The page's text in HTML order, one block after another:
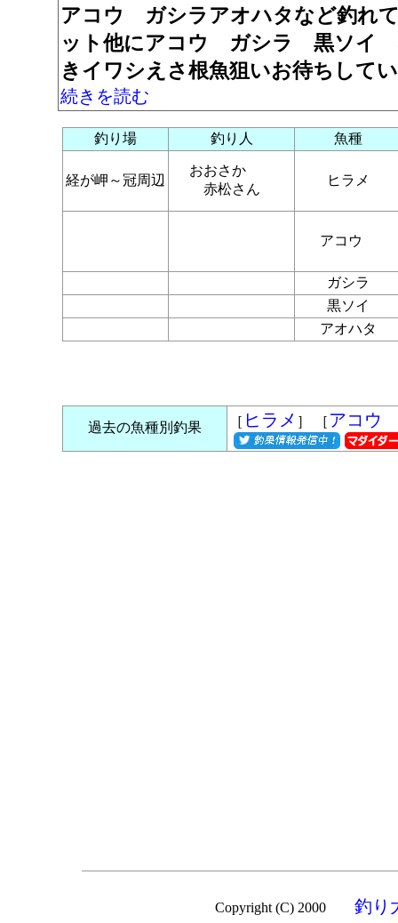
アコウ ガシラアオハタなど釣れ
ット他にアコウ ガシラ 黒ソイ
きイワシえさ根魚狙いお待ちし
続きを読む
釣り場 釣り人 魚種
経が岬～冠周辺
おおさか
赤松さん
ヒラメ
アコウ
ガシラ
黒ソイ
アオハタ
過去の魚種別釣果 ［ ヒラメ ］ ［ アコ
Copyright (C) 2000 釣り